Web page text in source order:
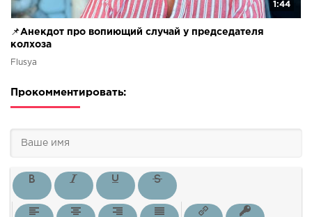
1:44
📌Анекдот про вопиющий случай у председателя
колхоза
Flusya
Прокомментировать: